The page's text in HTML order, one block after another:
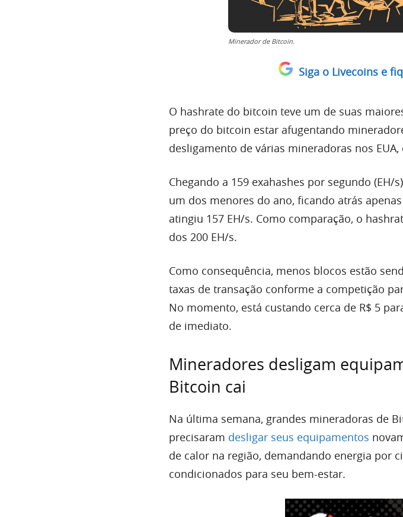
Minerador de Bitcoin.
Siga o Livecoins e
O hashrate do bitcoin teve um de suas
preço do bitcoin estar afugentando
desligamento de várias mineradoras nos
Chegando a 159 exahashes por segundo (EH/
um dos menores do ano, ficando atrás
atingiu 157 EH/s. Como comparação, o
dos 200 EH/s.
Como consequência, menos blocos estão
taxas de transação conforme a competição
No momento, está custando cerca de R$ 5
de imediato.
Mineradores desligam
Bitcoin cai
Na última semana, grandes mineradoras de
precisaram desligar seus equipamentos
de calor na região, demandando energia por
condicionados para seu bem-estar.